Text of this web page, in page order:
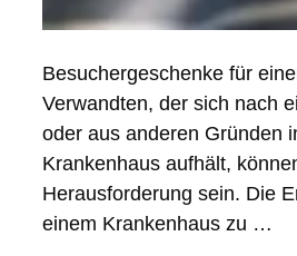
Besuchergeschenke für
Verwandten, der sich nach
oder aus anderen Gründen
Krankenhaus aufhält,
Herausforderung sein. Die
einem Krankenhaus zu …